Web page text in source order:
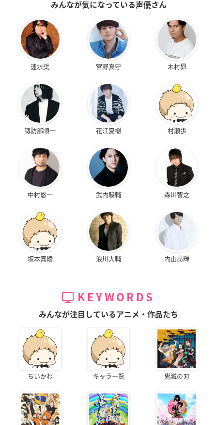
みんなが気になっている声優さん
速水奨 宮野真守 木村昴
諏訪部順一 花江夏樹 村瀬歩
中村悠一 武内駿輔 森川智之
坂本真綾 浪川大輔 内山昂輝
KEYWORDS
みんなが注目しているアニメ・作品たち
ちいかわ キャラ一覧 鬼滅の刃